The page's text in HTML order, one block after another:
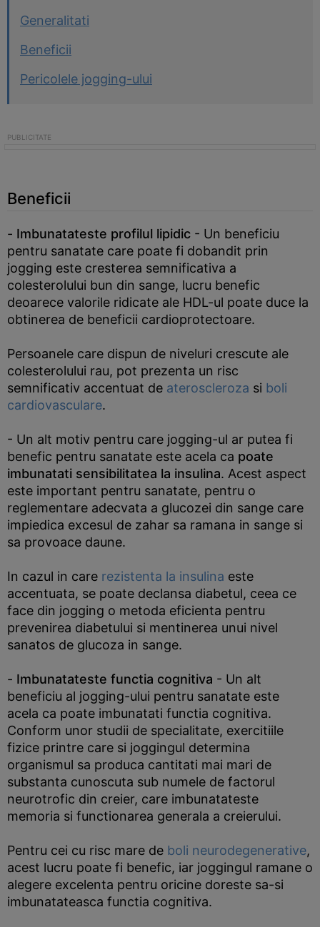
Generalitati
Beneficii
Pericolele jogging-ului
Beneficii
- Imbunatateste profilul lipidic - Un beneficiu
pentru sanatate care poate fi dobandit prin
jogging este cresterea semnificativa a
colesterolului bun din sange, lucru benefic
deoarece valorile ridicate ale HDL-ul poate duce la
obtinerea de beneficii cardioprotectoare.
Persoanele care dispun de niveluri crescute ale
colesterolului rau, pot prezenta un risc
semnificativ accentuat de ateroscleroza si boli
cardiovasculare.
- Un alt motiv pentru care jogging-ul ar putea fi
benefic pentru sanatate este acela ca poate
imbunatati sensibilitatea la insulina. Acest aspect
este important pentru sanatate, pentru o
reglementare adecvata a glucozei din sange care
impiedica excesul de zahar sa ramana in sange si
sa provoace daune.
In cazul in care rezistenta la insulina este
accentuata, se poate declansa diabetul, ceea ce
face din jogging o metoda eficienta pentru
prevenirea diabetului si mentinerea unui nivel
sanatos de glucoza in sange.
- Imbunatateste functia cognitiva - Un alt
beneficiu al jogging-ului pentru sanatate este
acela ca poate imbunatati functia cognitiva.
Conform unor studii de specialitate, exercitiile
fizice printre care si joggingul determina
organismul sa produca cantitati mai mari de
substanta cunoscuta sub numele de factorul
neurotrofic din creier, care imbunatateste
memoria si functionarea generala a creierului.
Pentru cei cu risc mare de boli neurodegenerative,
acest lucru poate fi benefic, iar joggingul ramane o
alegere excelenta pentru oricine doreste sa-si
imbunatateasca functia cognitiva.